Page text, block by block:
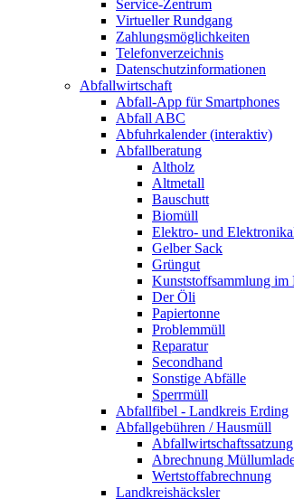
Service-Zentrum
Virtueller Rundgang
Zahlungsmöglichkeiten
Telefonverzeichnis
Datenschutzinformationen
Abfallwirtschaft
Abfall-App für Smartphones
Abfall ABC
Abfuhrkalender (interaktiv)
Abfallberatung
Altholz
Altmetall
Bauschutt
Biomüll
Elektro- und
Gelber Sack
Grüngut
Kunststoffsammlung im
Der Öli
Papiertonne
Problemmüll
Reparatur
Secondhand
Sonstige Abfälle
Sperrmüll
Abfallfibel - Landkreis Erding
Abfallgebühren / Hausmüll
Abfallwirtschaftssatzung
Abrechnung
Wertstoffabrechnung
Landkreishäcksler